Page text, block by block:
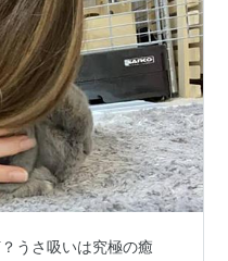
うさ吸いは究極の癒